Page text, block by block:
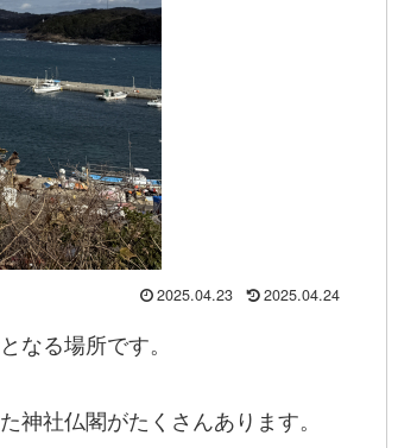
2025.04.23 2025.04.24
なる場所です。
社仏閣がたくさんあります。